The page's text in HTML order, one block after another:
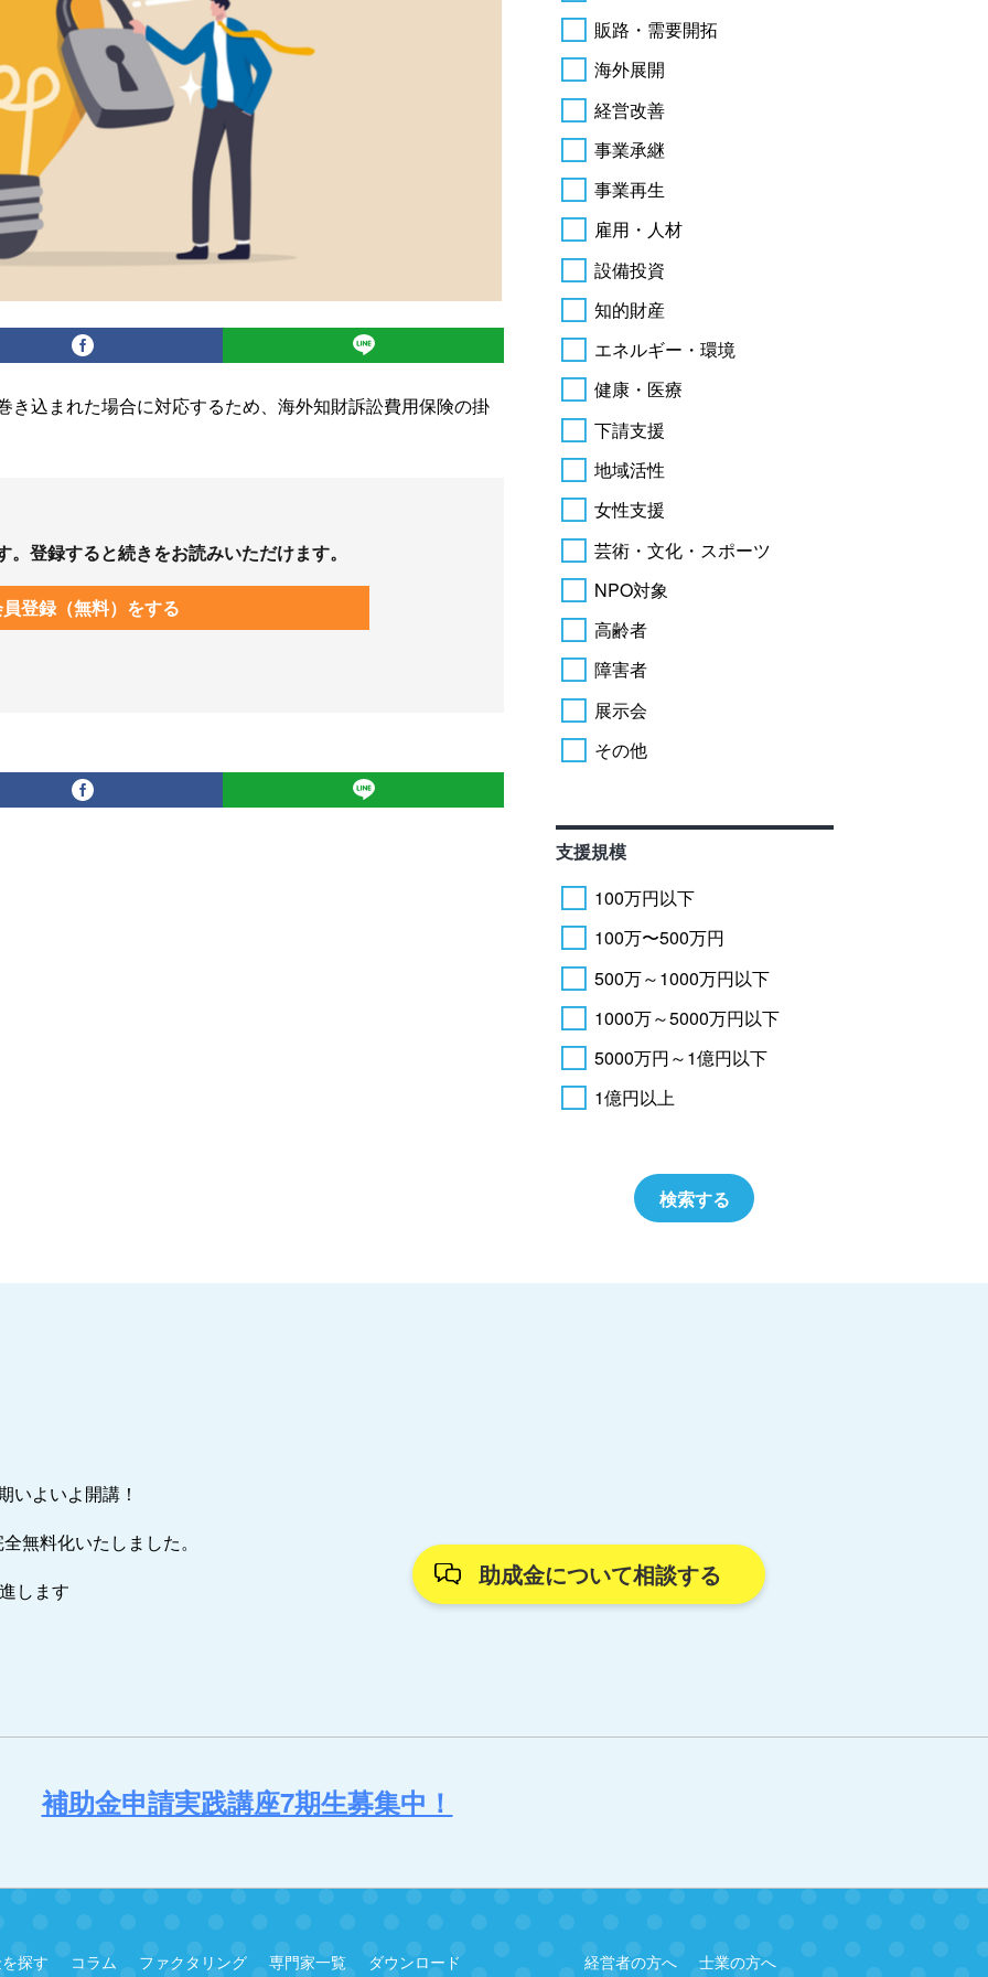
き込まれた場合に対応するため、海外知財訴訟費用保険の掛
登録すると続きをお読みいただけます。
登録（無料）をする
販路・需要開拓
海外展開
経営改善
事業承継
事業再生
雇用・人材
設備投資
知的財産
エネルギー・環境
健康・医療
下請支援
地域活性
女性支援
芸術・文化・スポーツ
NPO対象
高齢者
障害者
展示会
その他
支援規模
100万円以下
100万〜500万円
500万～1000万円以下
1000万～5000万円以下
5000万円～1億円以下
1億円以上
いよいよ開講！
無料化いたしました。
します
助成金について相談する
補助金申請実践講座7期生募集中！
探す コラム ファクタリング 専門家一覧 ダウンロード 経営者の方へ 士業の方へ